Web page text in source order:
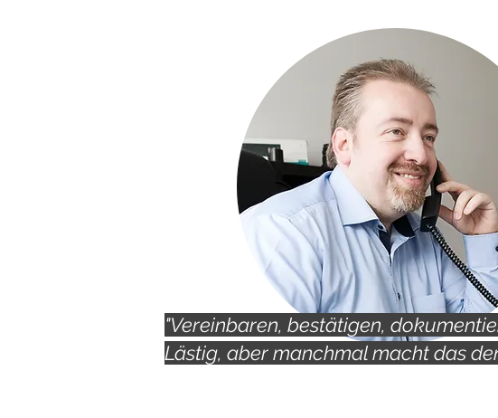
"Vereinbaren, bestätigen,
Lästig, aber manchmal macht das